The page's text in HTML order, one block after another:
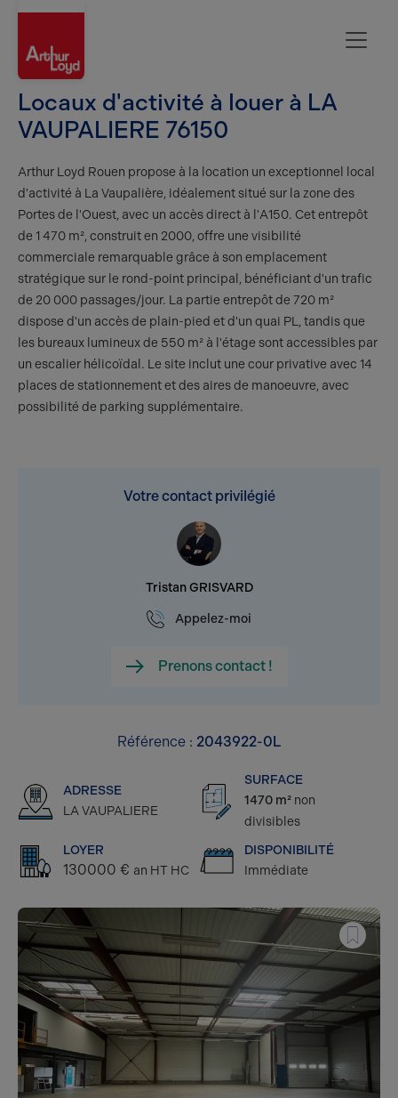
Locaux d'activité à louer à LA
VAUPALIERE 76150
Arthur Loyd Rouen propose à la location un exceptionnel local
d'activité à La Vaupalière, idéalement situé sur la zone des
Portes de l'Ouest, avec un accès direct à l'A150. Cet entrepôt
de 1 470 m², construit en 2000, offre une visibilité
commerciale remarquable grâce à son emplacement
stratégique sur le rond-point principal, bénéficiant d'un trafic
de 20 000 passages/jour. La partie entrepôt de 720 m²
dispose d'un accès de plain-pied et d'un quai PL, tandis que
les bureaux lumineux de 550 m² à l'étage sont accessibles par
un escalier hélicoïdal. Le site inclut une cour privative avec 14
places de stationnement et des aires de manoeuvre, avec
possibilité de parking supplémentaire.
Votre contact privilégié
Tristan GRISVARD
Appelez-moi
Prenons contact !
Référence : 2043922-0L
ADRESSE
LA VAUPALIERE
SURFACE
1470 m² non
divisibles
LOYER
130000 € an HT HC
DISPONIBILITÉ
Immédiate